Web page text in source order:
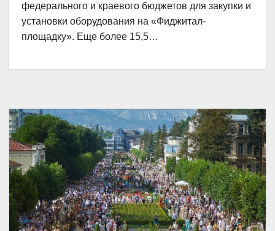
федерального и краевого бюджетов для закупки и
установки оборудования на «Фиджитал-
площадку». Еще более 15,5…